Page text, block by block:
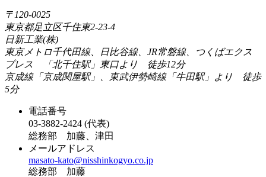
〒120-0025
東京都足立区千住東2-23-4
日新工業(株)
東京メトロ千代田線、日比谷線、JR常磐線、つくばエクス
プレス 「北千住駅」東口より 徒歩12分
京成線「京成関屋駅」、東武伊勢崎線「牛田駅」より 徒歩
5分
電話番号
03-3882-2424 (代表)
総務部 加藤、津田
メールアドレス
masato-kato@nisshinkogyo.co.jp
総務部 加藤